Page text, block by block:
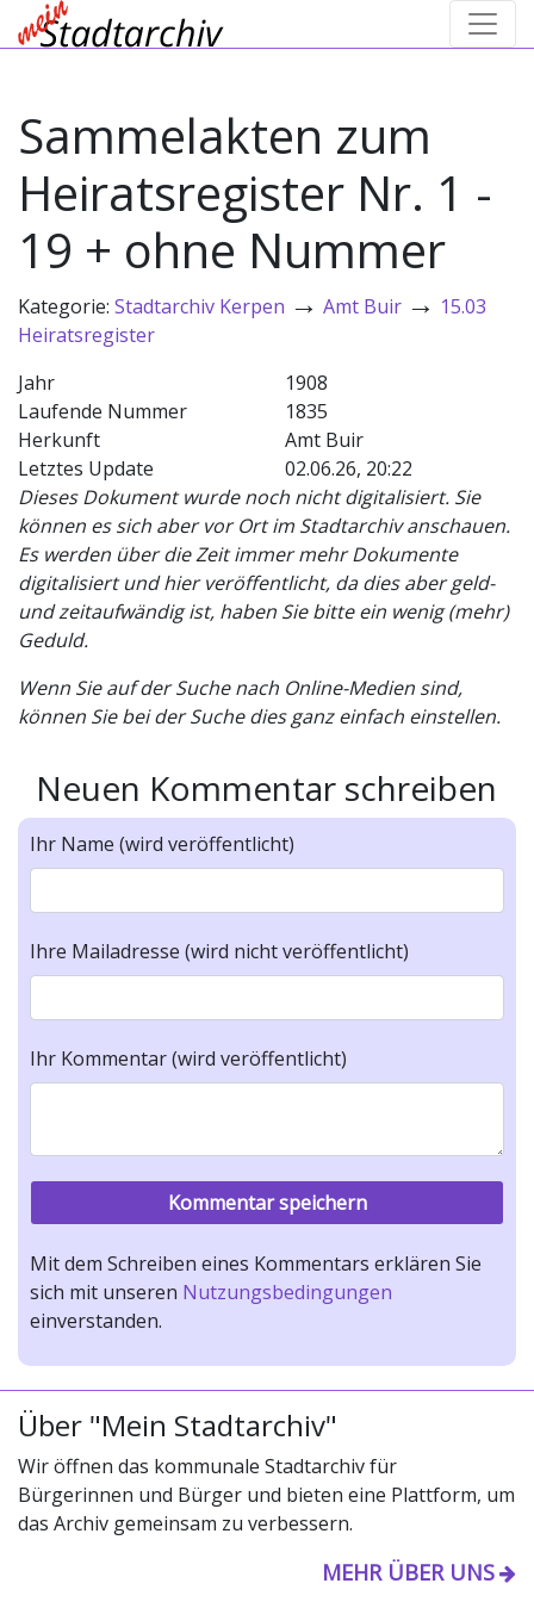
Sammelakten zum
Heiratsregister Nr. 1 -
19 + ohne Nummer
Kategorie: Stadtarchiv Kerpen → Amt Buir → 15.03
Heiratsregister
Jahr
1908
Laufende Nummer
1835
Herkunft
Amt Buir
Letztes Update
02.06.26, 20:22
Dieses Dokument wurde noch nicht digitalisiert. Sie
können es sich aber vor Ort im Stadtarchiv anschauen.
Es werden über die Zeit immer mehr Dokumente
digitalisiert und hier veröffentlicht, da dies aber geld-
und zeitaufwändig ist, haben Sie bitte ein wenig (mehr)
Geduld.
Wenn Sie auf der Suche nach Online-Medien sind,
können Sie bei der Suche dies ganz einfach einstellen.
Neuen Kommentar schreiben
Ihr Name (wird veröffentlicht)
Ihre Mailadresse (wird nicht veröffentlicht)
Ihr Kommentar (wird veröffentlicht)
Mit dem Schreiben eines Kommentars erklären Sie
sich mit unseren Nutzungsbedingungen
einverstanden.
Über "Mein Stadtarchiv"
Wir öffnen das kommunale Stadtarchiv für
Bürgerinnen und Bürger und bieten eine Plattform, um
das Archiv gemeinsam zu verbessern.
MEHR ÜBER UNS